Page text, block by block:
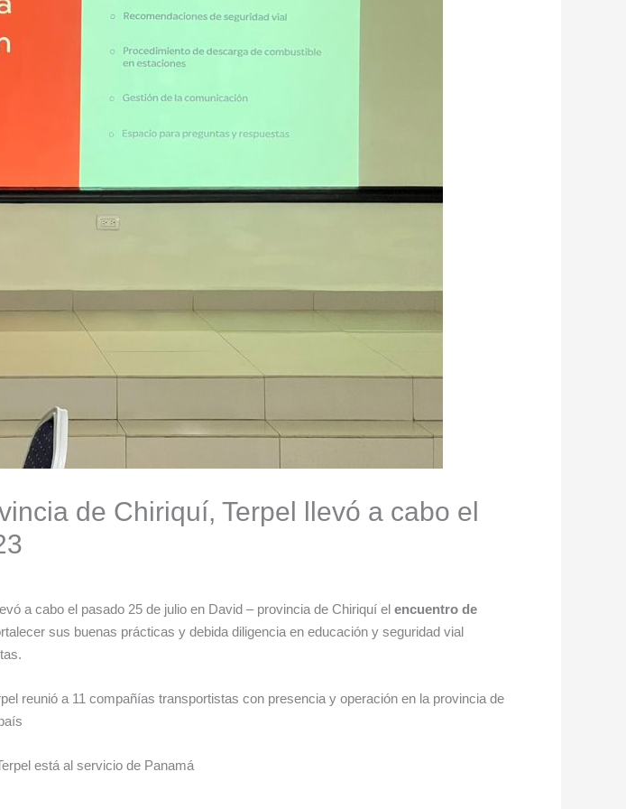
de Chiriquí, Terpel llevó a cabo el
a cabo el pasado 25 de julio en David – provincia de Chiriquí el encuentro de
sus buenas prácticas y debida diligencia en educación y seguridad vial
reunió a 11 compañías transportistas con presencia y operación en la provincia de
está al servicio de Panamá